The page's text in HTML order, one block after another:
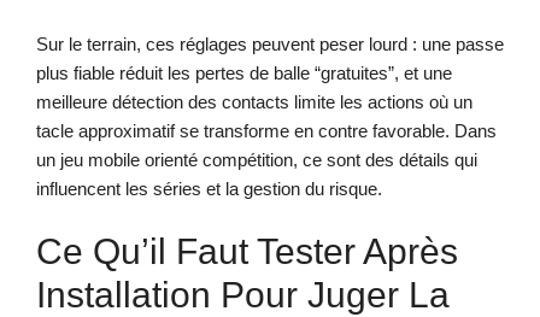
Sur le terrain, ces réglages peuvent peser lourd : une passe
plus fiable réduit les pertes de balle “gratuites”, et une
meilleure détection des contacts limite les actions où un
tacle approximatif se transforme en contre favorable. Dans
un jeu mobile orienté compétition, ce sont des détails qui
influencent les séries et la gestion du risque.
Ce Qu’il Faut Tester Après
Installation Pour Juger La